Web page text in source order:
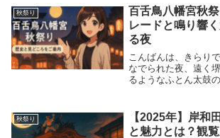
秋祭り
百舌鳥八幡宮秋
レードと鳴り響
る夜
こんばんは、きらり
なでられた夜、遠く
るようなふとん太鼓
季節祭をめぐり、
に取材...
秋祭り
【2025年】岸和
と魅力とは？観